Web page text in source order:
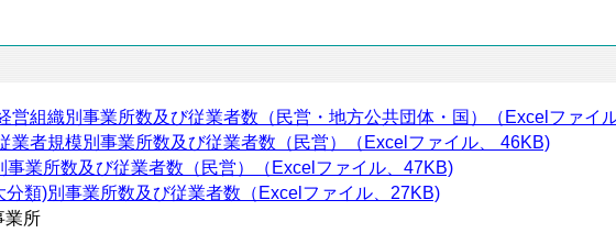
営組織別事業所数及び従業者数（民営・地方公共団体・国）（Excelファイ
業者規模別事業所数及び従業者数（民営）（Excelファイル、 46KB)
事業所数及び従業者数（民営）（Excelファイル、47KB)
分類)別事業所数及び従業者数（Excelファイル、27KB)
業所